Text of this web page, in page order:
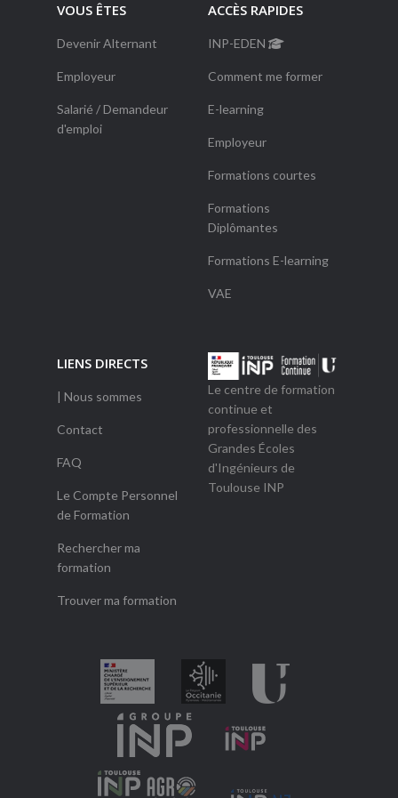
VOUS ÊTES
Devenir Alternant
Employeur
Salarié / Demandeur
d'emploi
ACCÈS RAPIDES
INP-EDEN
Comment me former
E-learning
Employeur
Formations courtes
Formations
Diplômantes
Formations E-learning
VAE
LIENS DIRECTS
| Nous sommes
Contact
FAQ
Le Compte Personnel
de Formation
Rechercher ma
formation
Trouver ma formation
Le centre de formation
continue et
professionnelle des
Grandes Écoles
d'Ingénieurs de
Toulouse INP